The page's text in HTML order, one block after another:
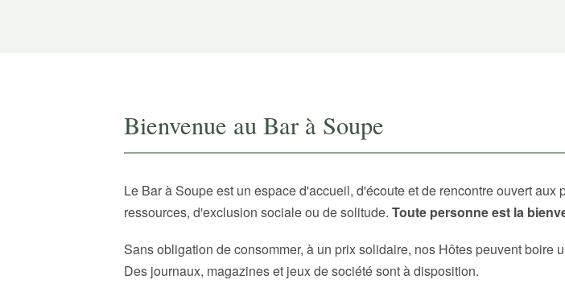
Bienvenue au Bar à Soupe
Le Bar à Soupe est un espace d'accueil, d'écoute et de rencontre ouvert
ressources, d'exclusion sociale ou de solitude. Toute personne est la
Sans obligation de consommer, à un prix solidaire, nos Hôtes peuvent
Des journaux, magazines et jeux de société sont à disposition.